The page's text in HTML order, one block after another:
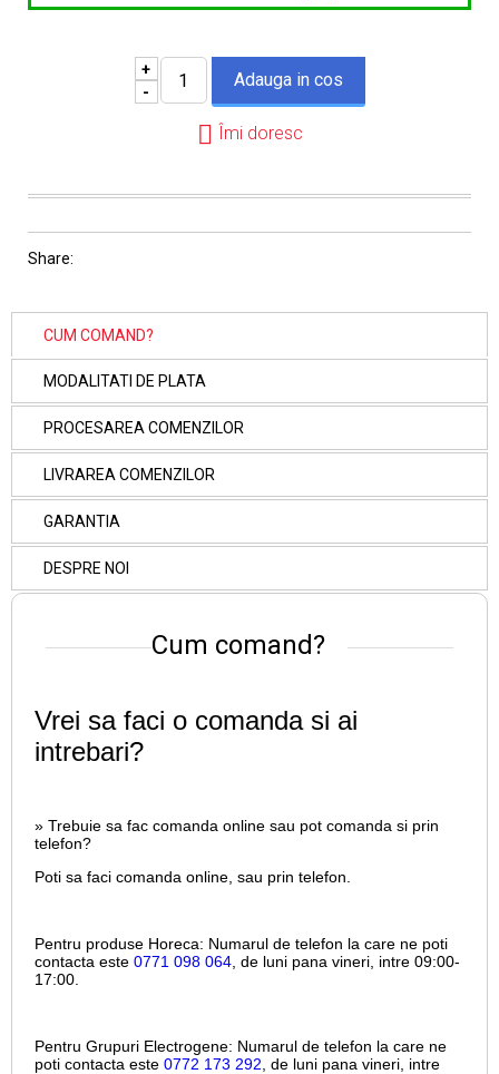
+
-
Îmi doresc
Share:
CUM COMAND?
MODALITATI DE PLATA
PROCESAREA COMENZILOR
LIVRAREA COMENZILOR
GARANTIA
DESPRE NOI
Cum comand?
Vrei sa faci o comanda si ai
intrebari?
» Trebuie sa fac comanda online sau pot comanda si prin
telefon?
Poti sa faci comanda online, sau prin telefon.
Pentru produse Horeca: Numarul de telefon la care ne poti
contacta este 0771 098 064, de luni pana vineri, intre 09:00-
17:00.
Pentru Grupuri Electrogene: Numarul de telefon la care ne
poti contacta este 0772 173 292, de luni pana vineri, intre